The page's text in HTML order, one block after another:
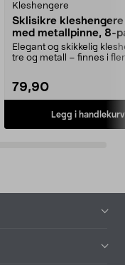
Kleshengere
Sklisikre
med metallpinne, 8-
Elegant og skikkelig
tre og metall – finnes i
79,90
Legg i handlekurv